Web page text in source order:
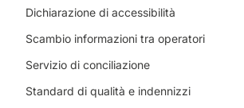
Dichiarazione di accessibilità
Scambio informazioni tra operatori
Servizio di conciliazione
Standard di qualità e indennizzi